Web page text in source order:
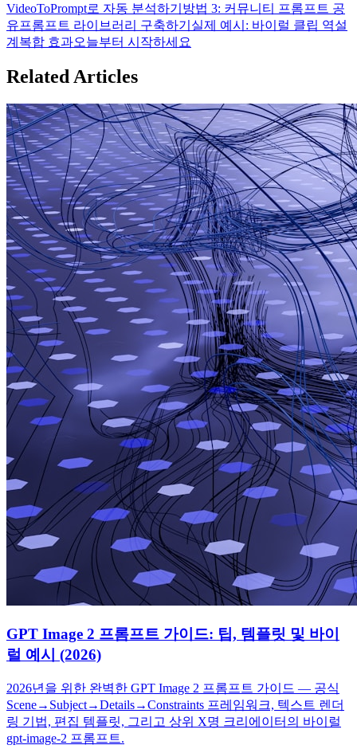
VideoToPrompt로 자동 분석하기 방법 3: 커뮤니티 프롬프트 공
유프롬프트 라이브러리 구축하기 실제 예시: 바이럴 클립 역설
계 복합 효과오늘부터 시작하세요
Related Articles
GPT Image 2 프롬프트 가이드: 팁, 템플릿 및 바이
럴 예시 (2026)
2026년을 위한 완벽한 GPT Image 2 프롬프트 가이드 — 공식
Scene→Subject→Details→Constraints 프레임워크, 텍스트 렌더
링 기법, 편집 템플릿, 그리고 상위 X명 크리에이터의 바이럴
gpt-image-2 프롬프트.